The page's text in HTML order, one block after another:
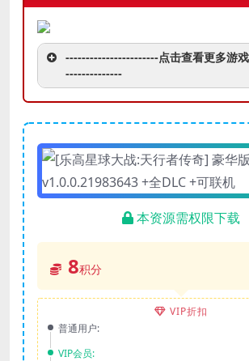
-----------------------点击查看更多游
--------------
本资源需权限下载
8积分
VIP折扣
普通用户:
VIP会员: